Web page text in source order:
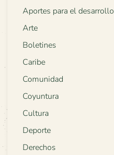
Aportes para el desarrollo
Arte
Boletines
Caribe
Comunidad
Coyuntura
Cultura
Deporte
Derechos